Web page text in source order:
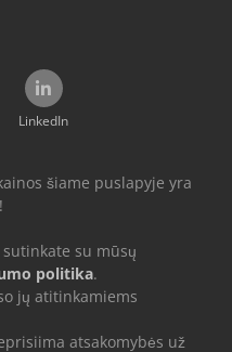
LinkedIn
šiame puslapyje yra
su mūsų
politika.
jų atitinkamiems
atsakomybės už